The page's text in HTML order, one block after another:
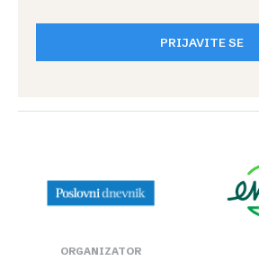
PRIJAVITE SE
ORGANIZATOR